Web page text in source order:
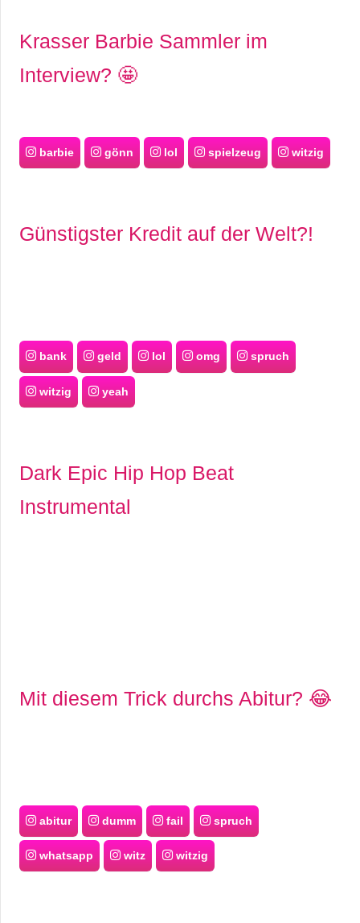
Krasser Barbie Sammler im
Interview? 🤩
barbie gönn lol spielzeug witzig
Günstigster Kredit auf der Welt?!
bank geld lol omg spruch
witzig yeah
Dark Epic Hip Hop Beat
Instrumental
Mit diesem Trick durchs Abitur? 😂
abitur dumm fail spruch
whatsapp witz witzig